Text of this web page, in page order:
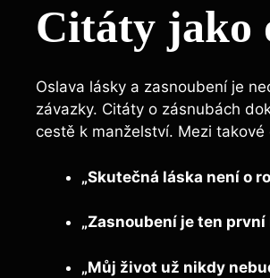
Citáty jako
Oslava lásky a zasnoubení je
závazky. Citáty o zásnubách
cestě k manželství. Mezi takové
„Skutečná láska není o
„Zasnoubení je ten
„Můj život už nikdy